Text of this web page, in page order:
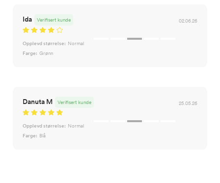
Ida 02.06.26
Verifisert kunde
Opplevd størrelse: Normal
Farge: Grønn
Danuta M 25.05.26
Verifisert kunde
Opplevd størrelse: Normal
Farge: Blå